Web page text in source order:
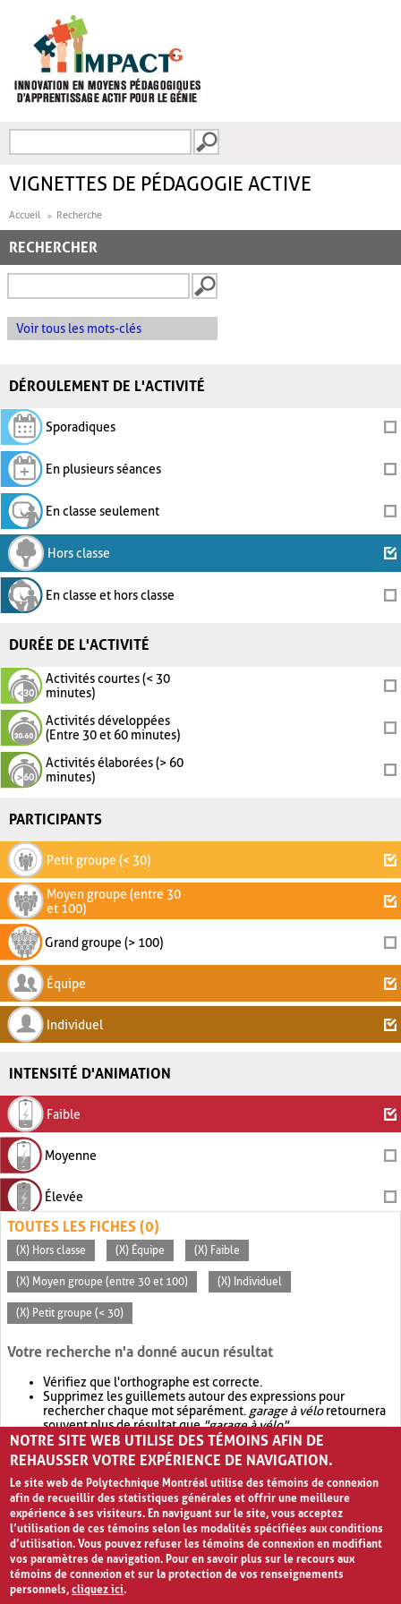
FORMULAIRE DE
VIGNETTES DE PÉDAGOGIE ACTIVE
Accueil Recherche
RECHERCHER
Voir tous les mots-clés
DÉROULEMENT DE L'ACTIVITÉ
Sporadiques
En plusieurs séances
En classe seulement
Hors classe
En classe et hors classe
DURÉE DE L'ACTIVITÉ
Activités courtes (< 30
minutes)
Activités développées
(Entre 30 et 60 minutes)
Activités élaborées (> 60
minutes)
PARTICIPANTS
Petit groupe (< 30)
Moyen groupe (entre 30
et 100)
Grand groupe (> 100)
Équipe
Individuel
INTENSITÉ D'ANIMATION
Faible
Moyenne
Élevée
TOUTES LES FICHES (0)
(X) Hors classe (X) Équipe (X) Faible
(X) Moyen groupe (entre 30 et 100) (X) Individuel
(X) Petit groupe (< 30)
Votre recherche n'a donné aucun résultat
Vérifiez que l'orthographe est correcte.
Supprimez les guillemets autour des expressions pour
rechercher chaque mot séparément. garage à véloretournera
souvent plus de résultat que"garage à vélo".
Envisagez d'élargir votre recherche avec OR.garage OR vélo
retournera souvent plus de résultat quegarage à vélo
NOTRE SITE WEB UTILISE DES TÉMOINS AFIN DE
REHAUSSER VOTRE EXPÉRIENCE DE NAVIGATION.
Le site web de Polytechnique Montréal utilise des témoins de connexion
afin de recueillir des statistiques générales et offrir une meilleure
expérience à ses visiteurs. En naviguant sur le site, vous acceptez
l’utilisation de ces témoins selon les modalités spécifiées aux conditions
d’utilisation. Vous pouvez refuser les témoins de connexion en modifiant
vos paramètres de navigation. Pour en savoir plus sur le recours aux
témoins de connexion et sur la protection de vos renseignements
personnels,cliquez ici.